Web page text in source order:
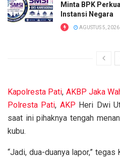
Minta BPK
Instansi Negara
AGUSTUS 5,
Kapolresta Pati, AKBP Jaka
Polresta Pati, AKP Heri Dwi
saat ini pihaknya tengah
kubu.
“Jadi, dua-duanya lapor,”